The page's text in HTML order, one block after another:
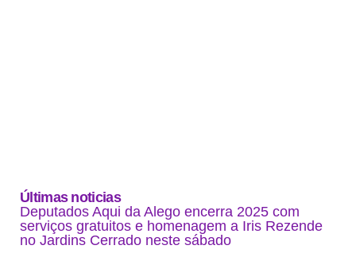
Últimas noticias
Deputados Aqui da Alego encerra 2025 com
serviços gratuitos e homenagem a Iris Rezende
no Jardins Cerrado neste sábado